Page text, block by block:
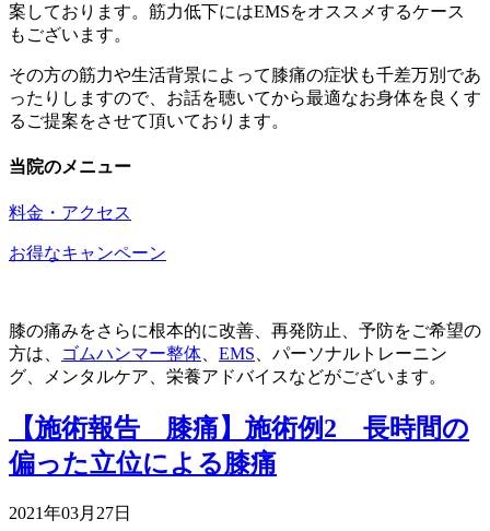
案しております。筋力低下にはEMSをオススメするケース
もございます。
その方の筋力や生活背景によって膝痛の症状も千差万別であ
ったりしますので、お話を聴いてから最適なお身体を良くす
るご提案をさせて頂いております。
当院のメニュー
料金・アクセス
お得なキャンペーン
膝の痛みをさらに根本的に改善、再発防止、予防をご希望の
方は、
ゴムハンマー整体、 EMS、パーソナルトレーニン
グ、メンタルケア、栄養アドバイスなどがございます。
【施術報告 膝痛】施術例2 長時間の
偏った立位による膝痛
2021年03月27日